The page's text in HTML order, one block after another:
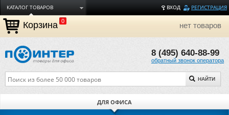
ВХОД РЕГИСТРАЦИЯ
КАТАЛОГ ТОВАРОВ
ДОСТАВКА
ОПЛАТА
ТОРГОВЫЕ МАРКИ
О КОМПАНИИ
Корзина 0 нет товаров
8 (495) 640-88-99
обратный звонок оператора
НАЙТИ
ДЛЯ ОФИСА